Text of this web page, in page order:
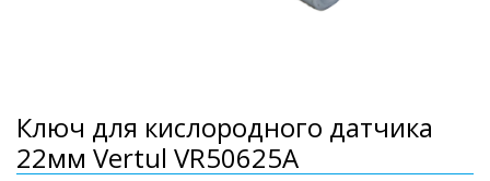
Ключ для кислородного датчика
22мм Vertul VR50625A